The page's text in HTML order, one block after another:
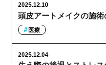
頭皮アートメイクの施
2025.12.10
医療
2025.12.04